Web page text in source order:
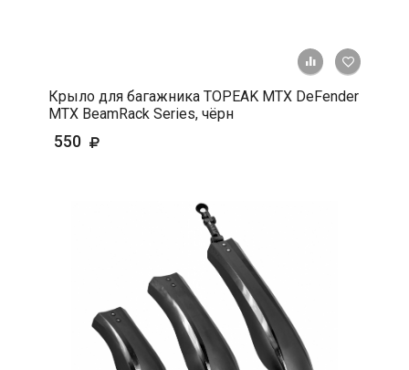
+ К
Крыло для багажника TOPEAK МТХ DeFender
МТХ BeamRack Series, чёрн
550